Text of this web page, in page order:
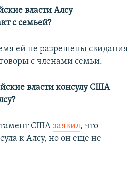
власти Алсу
с семьей?
ей не разрешены свидания
с членами семьи.
власти консулу США
США заявил, что
к Алсу, но он еще не